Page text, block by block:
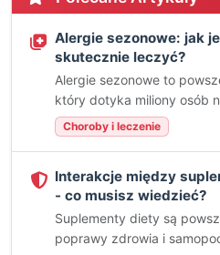
Alergie sezonowe: jak
skutecznie leczyć?
Alergie sezonowe to
który dotyka miliony osób
Choroby i leczenie
Interakcje między
- co musisz wiedzieć?
Suplementy diety są
poprawy zdrowia i